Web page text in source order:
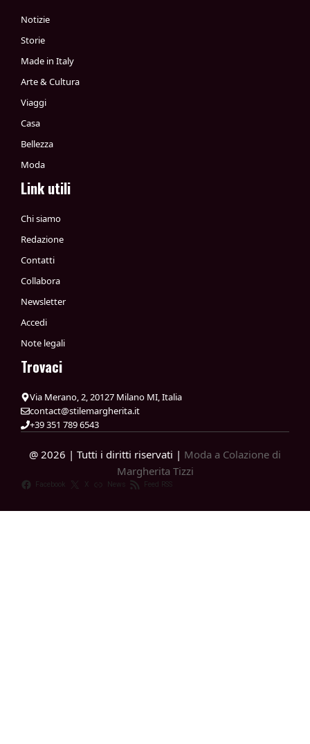
Notizie
Storie
Made in Italy
Arte & Cultura
Viaggi
Casa
Bellezza
Moda
Link utili
Chi siamo
Redazione
Contatti
Collabora
Newsletter
Accedi
Note legali
Trovaci
Via Merano, 2, 20127 Milano MI, Italia
contact@stilemargherita.it
+39 351 789 6543
@ 2026 | Tutti i diritti riservati | Moda a Colazione di
Margherita Tizzi
Facebook X News Feed RSS